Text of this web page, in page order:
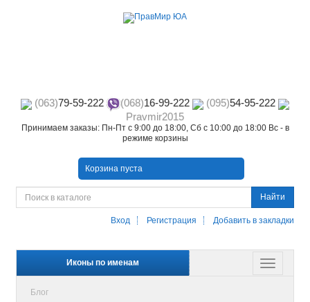
(063)79-59-222 (068)16-99-222 (095)54-95-222
Pravmir2015
Принимаем заказы: Пн-Пт с 9:00 до 18:00, Сб с 10:00 до 18:00 Вс - в
режиме корзины
Корзина пуста
Найти
Вход Регистрация Добавить в закладки
Иконы по именам
Блог